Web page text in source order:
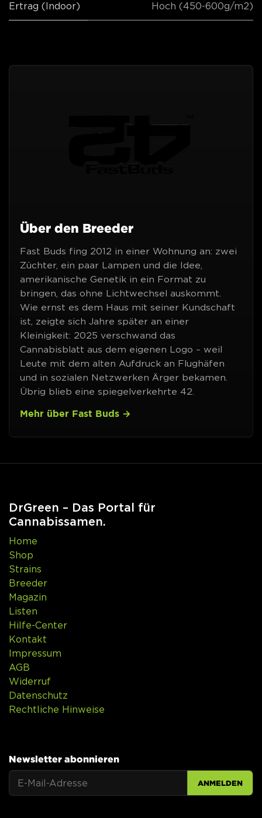
Ertrag (Indoor) Hoch (450-600g/m2)
Über den Breeder
Fast Buds fing 2012 in einer Wohnung an: zwei
Züchter, ein paar Lampen und die Idee,
amerikanische Genetik in ein Format zu
bringen, das ohne Lichtwechsel auskommt.
Wie ernst es dem Haus mit seiner Kundschaft
ist, zeigte sich Jahre später an einer
Kleinigkeit: 2025 verschwand das
Cannabisblatt aus dem eigenen Logo – weil
Leute mit dem alten Aufdruck an Flughäfen
und in sozialen Netzwerken Ärger bekamen.
Übrig blieb eine spiegelverkehrte 42.
Mehr über Fast Buds
DrGreen – Das Portal für
Cannabissamen.
Home
Shop
Strains
Breeder
Magazin
Listen
Hilfe-Center
Kontakt
Impressum
AGB
Widerruf
Datenschutz
Rechtliche Hinweise
Newsletter abonnieren
ANMELDEN